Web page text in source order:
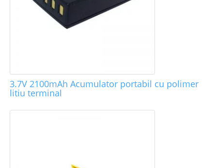
3.7V 2100mAh Acumulator portabil cu polimer
litiu terminal